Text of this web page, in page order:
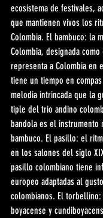
ecosistema de festivales,
que mantienen vivos los
Colombia. El bambuco: la
Colombia, designada
representa a Colombia en
tiene un tiempo en
melodia intrincada que la
tiple del trio andino
bandola es el
bambuco. El pasillo: el
en los salones del siglo
pasillo colombiano tiene
europeo adaptadas al
colombianos. El
boyacense y